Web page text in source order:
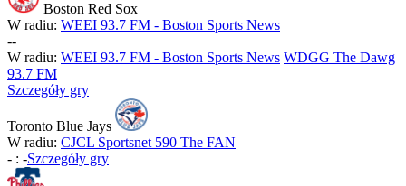
Boston Red Sox
W radiu: WEEI 93.7 FM - Boston Sports News
--
W radiu: WEEI 93.7 FM - Boston Sports News WDGG The Dawg
93.7 FM
Szczegóły gry
Toronto Blue Jays
W radiu: CJCL Sportsnet 590 The FAN
- : -Szczegóły gry